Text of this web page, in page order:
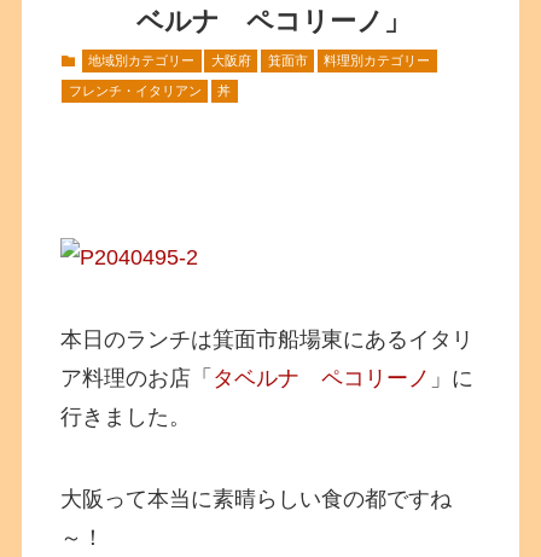
ベルナ ペコリーノ」
地域別カテゴリー 大阪府 箕面市 料理別カテゴリー
フレンチ・イタリアン 丼
本日のランチは箕面市船場東にあるイタリ
ア料理のお店「 タベルナ ペコリーノ 」に
行きました。
大阪って本当に素晴らしい食の都ですね
～！